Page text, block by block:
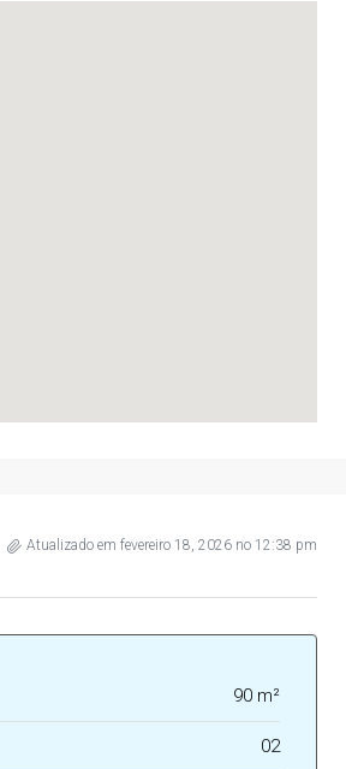
Atualizado em fevereiro 18, 2026 no 12:38 pm
90 m²
02